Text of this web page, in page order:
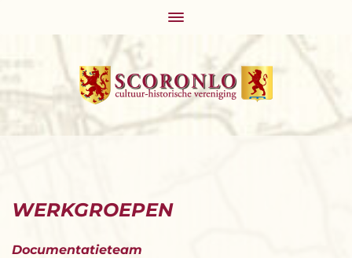
WERKGROEPEN
Documentatieteam